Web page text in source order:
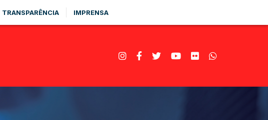
TRANSPARÊNCIA IMPRENSA